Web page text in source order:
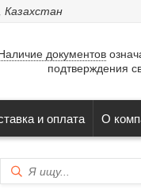
документов
подтверждения
и оплата О